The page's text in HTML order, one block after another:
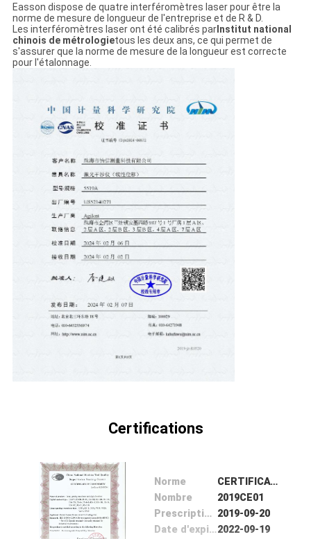
Easson dispose de quatre interféromètres laser pour être la
norme de mesure de longueur de l'entreprise et de R & D.
Les interféromètres laser ont été calibrés parInstitut national
chinois de métrologietous les deux ans, ce qui permet de
s'assurer que la norme de mesure de la longueur est correcte
pour l'étalonnage.
Certifications
Norme
CERTIFICATE OF CONFORMITY
Nombre
2019CE01
Prescription Date 2019-09-20
Date d'expiration2022-09-19